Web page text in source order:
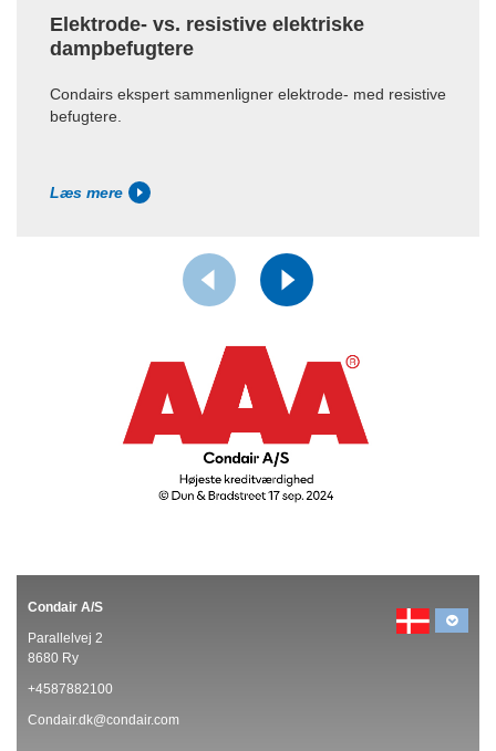
Elektrode- vs. resistive elektriske
dampbefugtere
Condairs ekspert sammenligner elektrode- med resistive
befugtere.
Læs mere
Condair A/S
Parallelvej 2
8680 Ry
+4587882100
Condair.dk@condair.com